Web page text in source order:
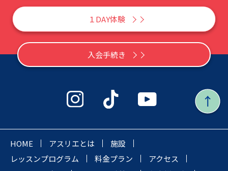
１DAY体験
入会手続き
HOME アスリエとは
施設
レッスンプログラム
料金プラン
アクセス